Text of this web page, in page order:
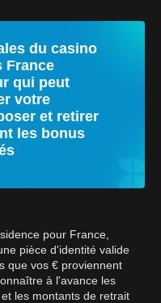
du casino
France
qui peut
votre
et retirer
les bonus
pour France,
pièce d'identité valide
que vos € proviennent
à l'avance les
les montants de retrait